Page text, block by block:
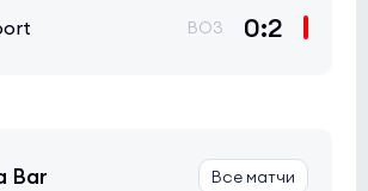
BO3 0:2
Bar Все матчи